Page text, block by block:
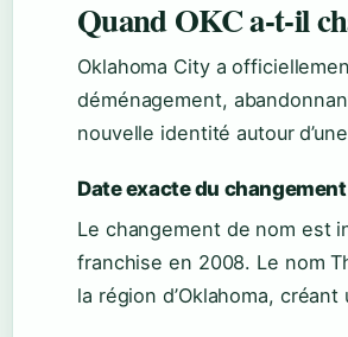
Quand OKC a-t-il
Oklahoma City a
déménagement,
nouvelle identité autour
Date exacte du changement
Le changement de nom est
franchise en 2008. Le nom
la région d’Oklahoma,